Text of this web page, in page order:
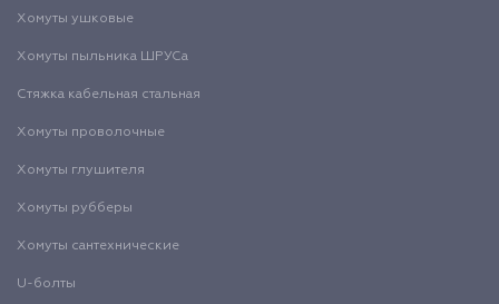
Хомуты ушковые
Хомуты пыльника ШРУСа
Стяжка кабельная стальная
Хомуты проволочные
Хомуты глушителя
Хомуты рубберы
Хомуты сантехнические
U-болты